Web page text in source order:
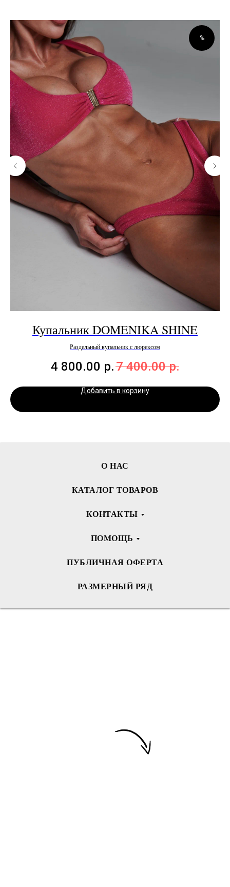
%
Купальник DOMENIKA SHINE
Раздельный купальник с люрексом
4 800.00 р.7 400.00 р.
Добавить в корзину
О НАС
КАТАЛОГ ТОВАРОВ
КОНТАКТЫ
ПОМОЩЬ
ПУБЛИЧНАЯ ОФЕРТА
РАЗМЕРНЫЙ РЯД